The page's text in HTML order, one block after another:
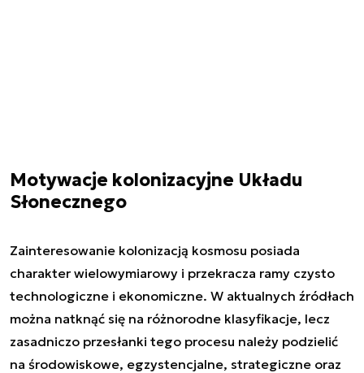
Motywacje kolonizacyjne Układu
Słonecznego
Zainteresowanie kolonizacją kosmosu posiada
charakter wielowymiarowy i przekracza ramy czysto
technologiczne i ekonomiczne. W aktualnych źródłach
można natknąć się na różnorodne klasyfikacje, lecz
zasadniczo przesłanki tego procesu należy podzielić
na środowiskowe, egzystencjalne, strategiczne oraz